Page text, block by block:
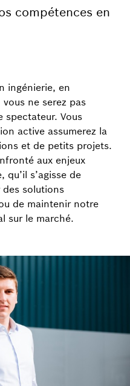
compétences en
ingénierie, en
ne serez pas
spectateur. Vous
active assumerez la
et de petits projets.
aux enjeux
qu’il s’agisse de
solutions
de maintenir notre
sur le marché.